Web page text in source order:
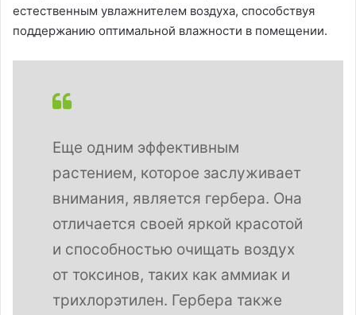
естественным увлажнителем воздуха, способствуя
поддержанию оптимальной влажности в помещении.
Еще одним эффективным
растением, которое заслуживает
внимания, является гербера. Она
отличается своей яркой красотой
и способностью очищать воздух
от токсинов, таких как аммиак и
трихлорэтилен. Гербера также